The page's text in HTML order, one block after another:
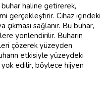
haline getirerek,
gerçekleştirir. Cihaz içindeki
çıkması sağlanır. Bu buhar,
yönlendirilir. Buharın
çözerek yüzeyden
etkisiyle yüzeydeki
edilir, böylece hijyen